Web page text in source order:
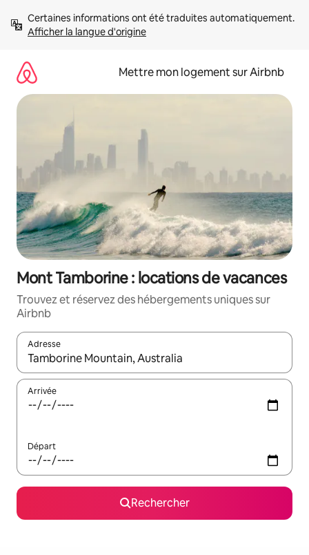
directement
Afficher la langue d'origine
Mettre mon logement sur Airbnb
Mont Tamborine : locations de vacances
Trouvez et réservez des hébergements uniques sur
Airbnb
Adresse
Lorsque les résultats s'affichent, utilisez les flèches vers le
Arrivée
Départ
Rechercher